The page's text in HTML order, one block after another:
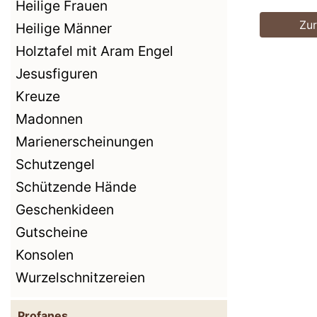
Heilige Frauen
Heilige Männer
Holztafel mit Aram Engel
Jesusfiguren
Kreuze
Madonnen
Marienerscheinungen
Schutzengel
Schützende Hände
Geschenkideen
Gutscheine
Konsolen
Wurzelschnitzereien